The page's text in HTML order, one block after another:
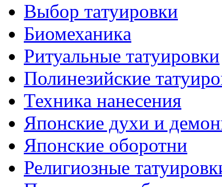
Выбор тaтуировки
Биомеханикa
Ритуальные тaтуировки
Полинезийские
Техникa нанесения
Японские духи и
Японские оборотни
Религиозные